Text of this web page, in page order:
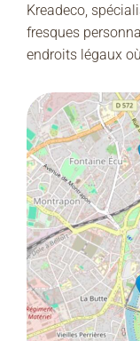
Kreadeco,
fresques
endroits légaux